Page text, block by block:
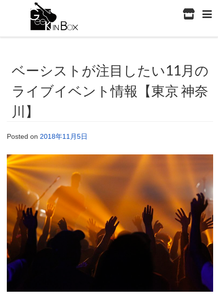
ベーシストが注目したい11月の
ライブイベント情報【東京 神奈
川】
Posted on2018年11月5日